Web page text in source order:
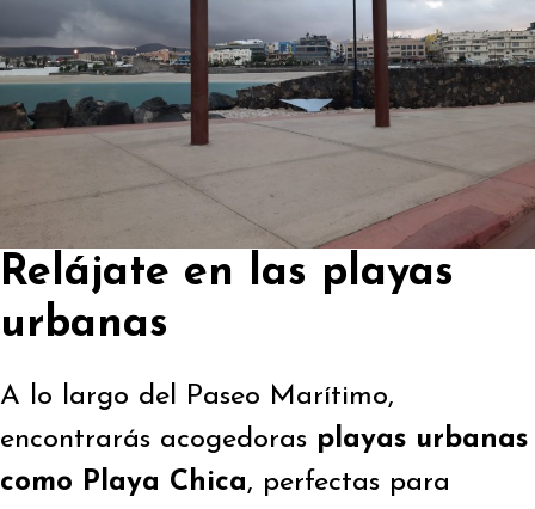
Relájate en las playas
urbanas
A lo largo del Paseo Marítimo,
encontrarás acogedoras playas urbanas
como Playa Chica, perfectas para